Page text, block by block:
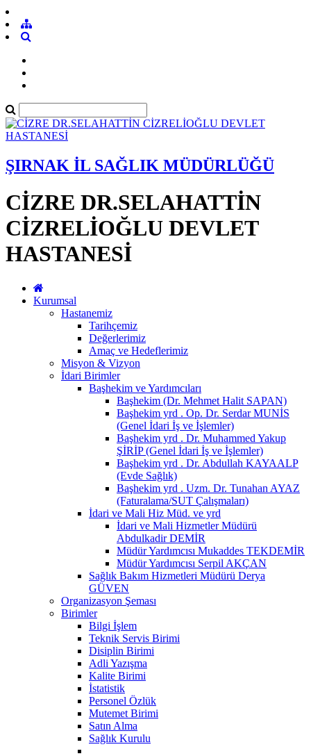
ŞIRNAK İL SAĞLIK MÜDÜRLÜĞÜ
CİZRE DR.SELAHATTİN
CİZRELİOĞLU DEVLET
HASTANESİ
Kurumsal
Hastanemiz
Tarihçemiz
Değerlerimiz
Amaç ve Hedeflerimiz
Misyon & Vizyon
İdari Birimler
Başhekim ve Yardımcıları
Başhekim (Dr. Mehmet Halit SAPAN)
Başhekim yrd . Op. Dr. Serdar MUNİS
(Genel İdari İş ve İşlemler)
Başhekim yrd . Dr. Muhammed Yakup
ŞİRİP (Genel İdari İş ve İşlemler)
Başhekim yrd . Dr. Abdullah KAYAALP
(Evde Sağlık)
Başhekim yrd . Uzm. Dr. Tunahan AYAZ
(Faturalama/SUT Çalışmaları)
İdari ve Mali Hiz Müd. ve yrd
İdari ve Mali Hizmetler Müdürü
Abdulkadir DEMİR
Müdür Yardımcısı Mukaddes TEKDEMİR
Müdür Yardımcısı Serpil AKÇAN
Sağlık Bakım Hizmetleri Müdürü Derya
GÜVEN
Organizasyon Şeması
Birimler
Bilgi İşlem
Teknik Servis Birimi
Disiplin Birimi
Adli Yazışma
Kalite Birimi
İstatistik
Personel Özlük
Mutemet Birimi
Satın Alma
Sağlık Kurulu